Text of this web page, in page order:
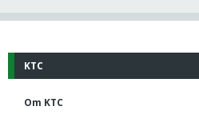
KTC
Om KTC